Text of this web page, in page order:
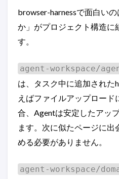
browser-harnessで面白い
か」がプロジェクト構造に
す。
agent-workspace/
は、タスク中に追加された
えばファイルアップロー
合、Agentは安定したアッ
ます。次に似たページに
める必要がありません。
agent-workspace/